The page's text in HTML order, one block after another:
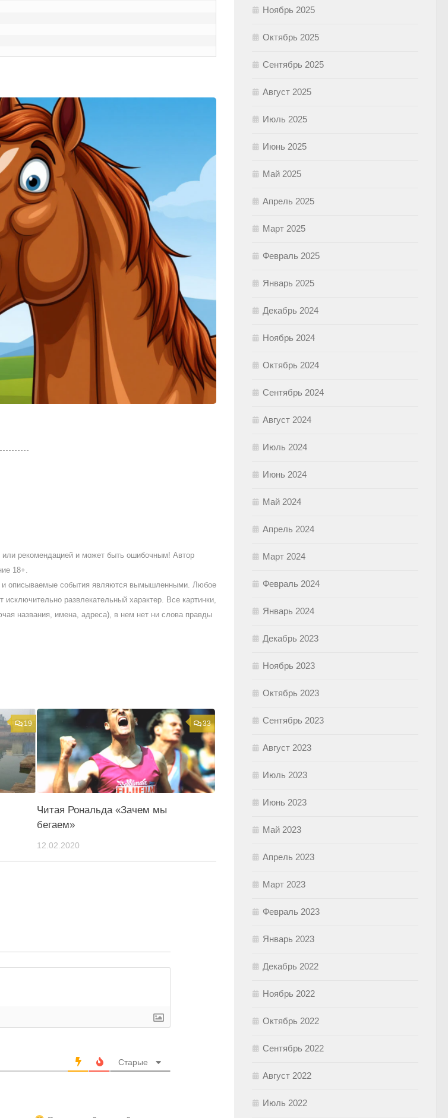
или рекомендацией и может быть ошибочным! Автор
18+.
и описываемые события являются вымышленными. Любое
развлекательный характер. Все картинки,
названия, имена, адреса), в нем нет ни слова правды
19 33
Читая Рональда «Зачем мы
бегаем»
12.02.2020
Старые
Ноябрь 2025
Октябрь 2025
Сентябрь 2025
Август 2025
Июль 2025
Июнь 2025
Май 2025
Апрель 2025
Март 2025
Февраль 2025
Январь 2025
Декабрь 2024
Ноябрь 2024
Октябрь 2024
Сентябрь 2024
Август 2024
Июль 2024
Июнь 2024
Май 2024
Апрель 2024
Март 2024
Февраль 2024
Январь 2024
Декабрь 2023
Ноябрь 2023
Октябрь 2023
Сентябрь 2023
Август 2023
Июль 2023
Июнь 2023
Май 2023
Апрель 2023
Март 2023
Февраль 2023
Январь 2023
Декабрь 2022
Ноябрь 2022
Октябрь 2022
Сентябрь 2022
Август 2022
Июль 2022